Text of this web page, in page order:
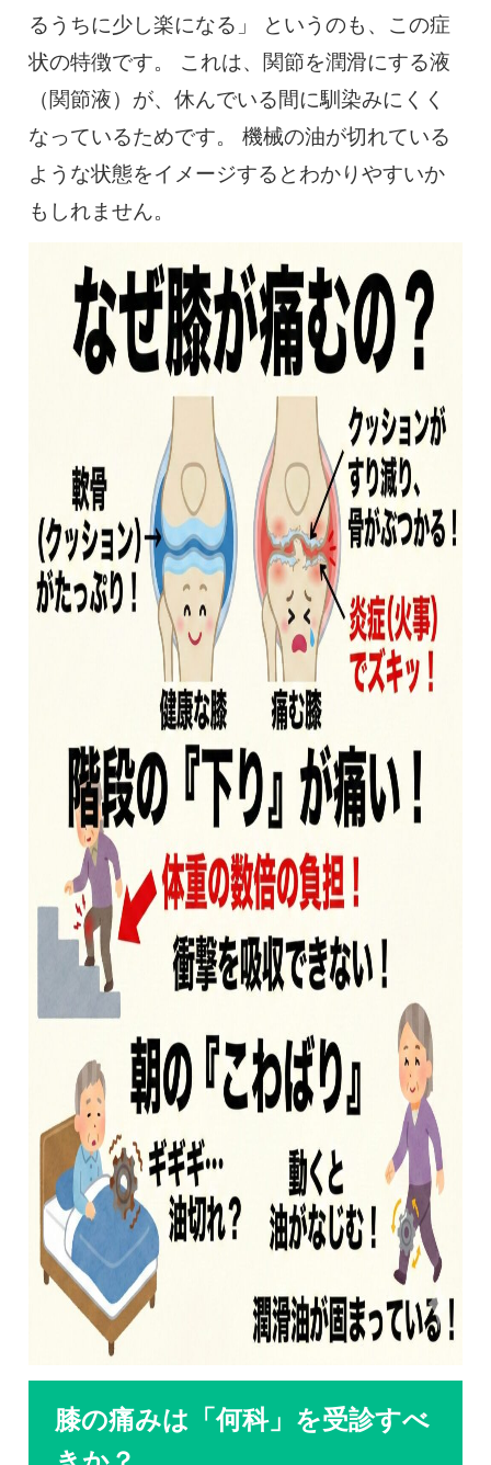
るうちに少し楽になる」 というのも、この症
状の特徴です。 これは、関節を潤滑にする液
（関節液）が、休んでいる間に馴染みにくく
なっているためです。 機械の油が切れている
ような状態をイメージするとわかりやすいか
もしれません。
膝の痛みは「何科」を受診すべ